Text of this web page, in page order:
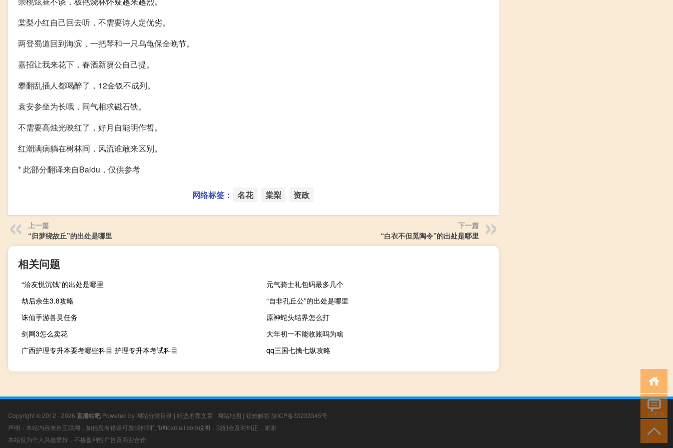
棠梨小红自己回去听，不需要诗人定优劣。
两登蜀道回到海滨，一把琴和一只乌龟保全晚节。
嘉招让我来花下，春酒新篘公自己提。
攀翻乱插人都喝醉了，12金钗不成列。
袁安参坐为长哦，同气相求磁石铁。
不需要高烛光映红了，好月自能明作哲。
红潮满病躺在树林间，风流谁敢来区别。
* 此部分翻译来自Baidu，仅供参考
网络标签： 名花 棠梨 资政
上一篇
“归梦绕故丘”的出处是哪里
下一篇
“白衣不但觅陶令”的出处是哪里
相关问题
“洽友悦沉钱”的出处是哪里
元气骑士礼包码最多几个
劫后余生3.8攻略
“自非孔丘公”的出处是哪里
诛仙手游兽灵任务
原神蛇头结界怎么打
剑网3怎么卖花
大年初一不能收账吗为啥
广西护理专升本要考哪些科目 护理专升本考试科目
qq三国七擒七纵攻略
Copyright © 2012 - 2026 直播站吧 Powered by 网站分类目录 | 精选推荐文章 | 网站地图 | 疑难解答 陕ICP备33233345号
声明：本站内容来自互联网，如信息有错误可发邮件到f_fb#foxmail.com说明，我们会及时纠正，谢谢
本站仅为个人兴趣爱好，不接盈利性广告及商业合作
小男孩